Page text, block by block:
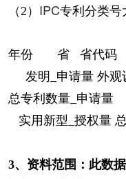
（2） IPC专利分类号
年份 省 省代码
发明_申请量 外观
总专利数量_申请量
实用新型_授权量
3、资料范围：此数